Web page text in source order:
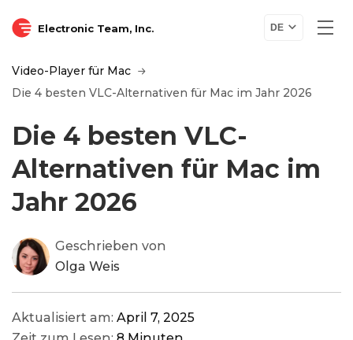
Electronic Team, Inc. DE
Video-Player für Mac
Die 4 besten VLC-Alternativen für Mac im Jahr 2026
Die 4 besten VLC-
Alternativen für Mac im
Jahr 2026
Geschrieben von
Olga Weis
Aktualisiert am: April 7, 2025